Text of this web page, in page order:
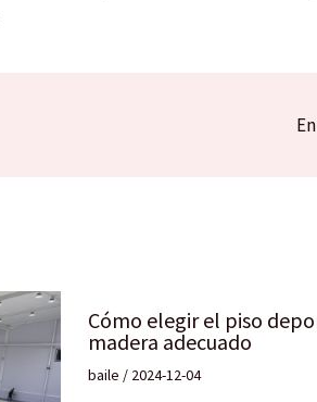
Cómo elegir el piso
madera adecuado
baile / 2024-12-04